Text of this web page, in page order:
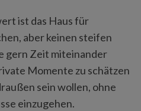
ist das Haus für
aber keinen steifen
gern Zeit miteinander
Momente zu schätzen
sein wollen, ohne
einzugehen.